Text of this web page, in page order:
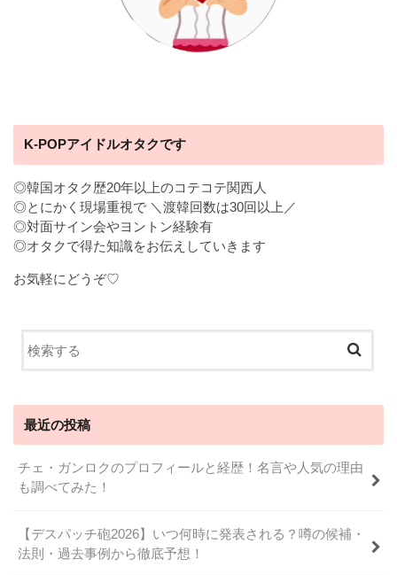
K-POPアイドルオタクです
◎韓国オタク歴20年以上のコテコテ関西人
◎とにかく現場重視で ＼渡韓回数は30回以上／
◎対面サイン会やヨントン経験有
◎オタクで得た知識をお伝えしていきます
お気軽にどうぞ♡
最近の投稿
チェ・ガンロクのプロフィールと経歴！名言や人気の理由
も調べてみた！
【デスパッチ砲2026】いつ何時に発表される？噂の候補・
法則・過去事例から徹底予想！